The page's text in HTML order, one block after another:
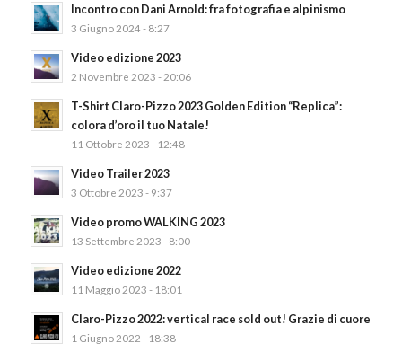
Incontro con Dani Arnold: fra fotografia e alpinismo
3 Giugno 2024 - 8:27
Video edizione 2023
2 Novembre 2023 - 20:06
T-Shirt Claro-Pizzo 2023 Golden Edition “Replica”:
colora d’oro il tuo Natale!
11 Ottobre 2023 - 12:48
Video Trailer 2023
3 Ottobre 2023 - 9:37
Video promo WALKING 2023
13 Settembre 2023 - 8:00
Video edizione 2022
11 Maggio 2023 - 18:01
Claro-Pizzo 2022: vertical race sold out! Grazie di cuore
1 Giugno 2022 - 18:38